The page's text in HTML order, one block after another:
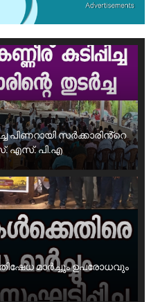
പിണറായി സർക്കാരിൻ്റെ
എസ്. പി.എ
മാർച്ചും ഉപരോധവും